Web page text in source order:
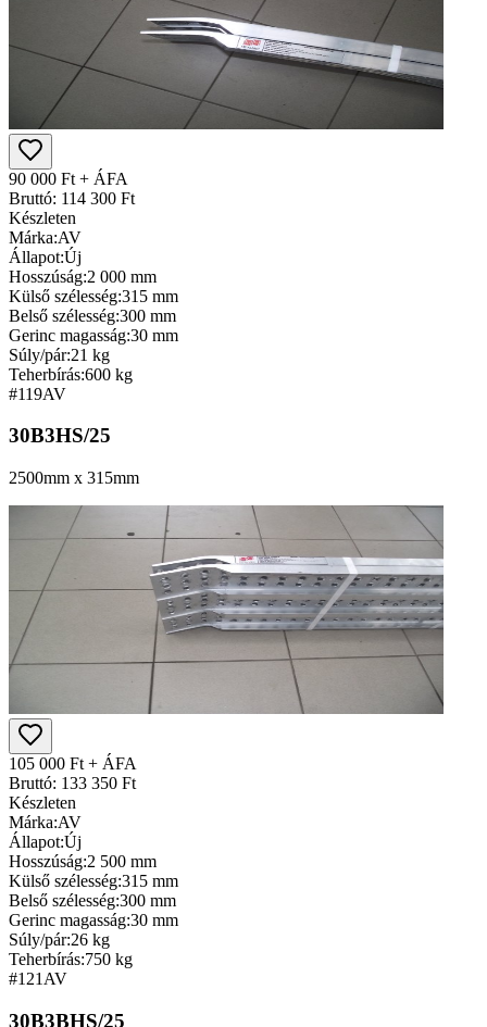
90 000 Ft + ÁFA
Bruttó: 114 300 Ft
Készleten
Márka:AV
Állapot:Új
Hosszúság:2 000 mm
Külső szélesség:315 mm
Belső szélesség:300 mm
Gerinc magasság:30 mm
Súly/pár:21 kg
Teherbírás:600 kg
#119AV
30B3HS/25
2500mm x 315mm
105 000 Ft + ÁFA
Bruttó: 133 350 Ft
Készleten
Márka:AV
Állapot:Új
Hosszúság:2 500 mm
Külső szélesség:315 mm
Belső szélesség:300 mm
Gerinc magasság:30 mm
Súly/pár:26 kg
Teherbírás:750 kg
#121 AV
30B3BHS/25